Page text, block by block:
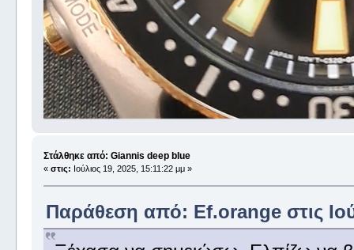
Στάλθηκε από: Giannis deep blue
« στις: Ιούλιος 19, 2025, 15:11:22 μμ »
Παράθεση από: Ef.orange στις